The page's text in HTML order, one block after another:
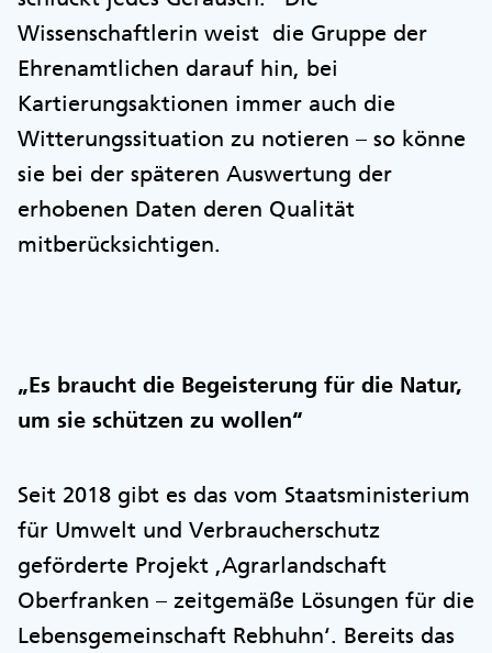
Wissenschaftlerin weist die Gruppe der
Ehrenamtlichen darauf hin, bei
Kartierungsaktionen immer auch die
Witterungssituation zu notieren – so könne
sie bei der späteren Auswertung der
erhobenen Daten deren Qualität
mitberücksichtigen.
„Es braucht die Begeisterung für die Natur,
um sie schützen zu wollen“
Seit 2018 gibt es das vom Staatsministerium
für Umwelt und Verbraucherschutz
geförderte Projekt ,Agrarlandschaft
Oberfranken – zeitgemäße Lösungen für die
Lebensgemeinschaft Rebhuhn‘. Bereits das